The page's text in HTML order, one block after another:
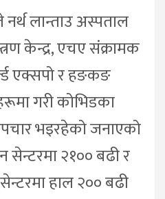
लान्ताउ अस्पताल
केन्द्र, एचए संक्रामक
एक्सपो र हङकङ
गरी कोभिडका
भइरहेको जनाएको
२१०० बढी र
हाल २०० बढी